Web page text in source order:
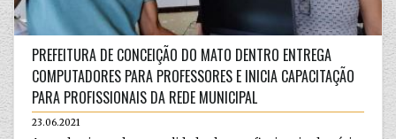
PREFEITURA DE CONCEIÇÃO DO MATO DENTRO ENTREGA
COMPUTADORES PARA PROFESSORES E INICIA CAPACITAÇÃO
PARA PROFISSIONAIS DA REDE MUNICIPAL
23.06.2021